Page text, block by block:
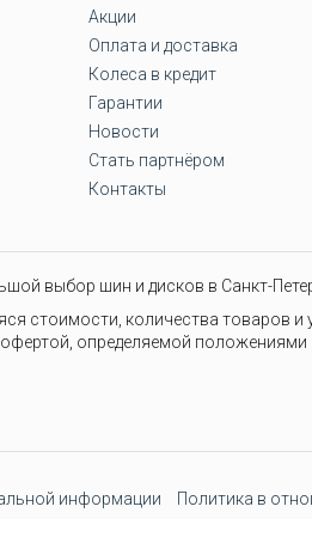
Акции
Оплата и доставка
Колеса в кредит
Гарантии
Новости
Стать партнёром
Контакты
выбор шин и дисков в Санкт-
стоимости, количества товаров и
определяемой положениями
информации Политика в